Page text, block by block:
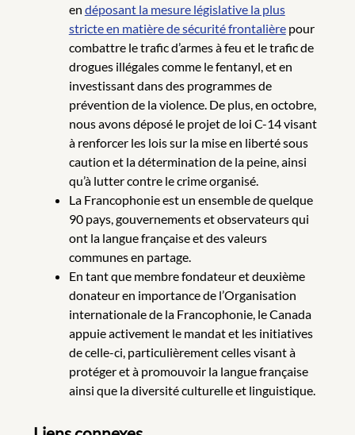
en déposant la mesure législative la plus
stricte en matière de sécurité frontalièrepour
combattre le trafic d’armes à feu et le trafic de
drogues illégales comme le fentanyl, et en
investissant dans des programmes de
prévention de la violence. De plus, en octobre,
nous avons déposé le projet de loi C-14 visant
à renforcer les lois sur la mise en liberté sous
caution et la détermination de la peine, ainsi
qu’à lutter contre le crime organisé.
La Francophonie est un ensemble de quelque
90 pays, gouvernements et observateurs qui
ont la langue française et des valeurs
communes en partage.
En tant que membre fondateur et deuxième
donateur en importance de l’Organisation
internationale de la Francophonie, le Canada
appuie activement le mandat et les initiatives
de celle-ci, particulièrement celles visant à
protéger et à promouvoir la langue française
ainsi que la diversité culturelle et linguistique.